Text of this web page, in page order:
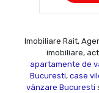
Imobiliare Rait,
imobiliare,
apartamente de
Bucuresti, case
vânzare Bucuresti